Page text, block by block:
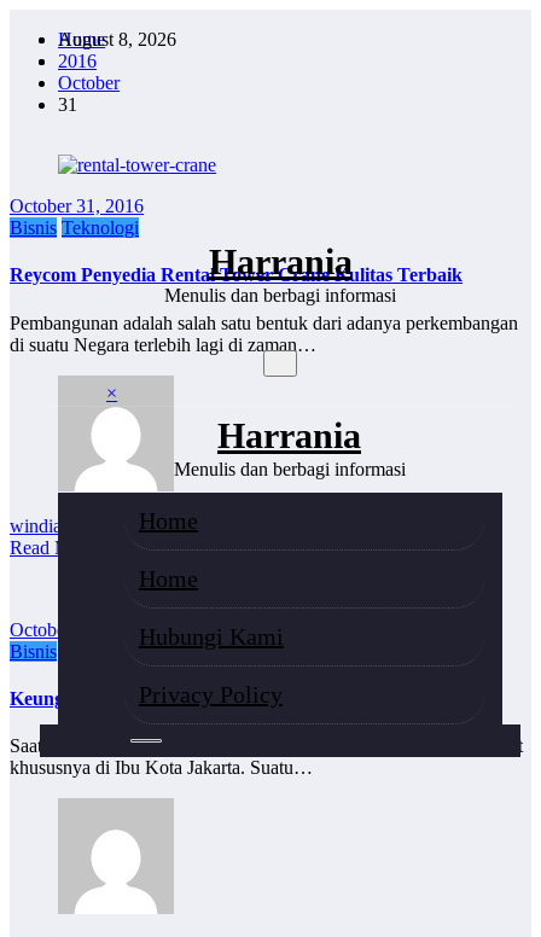
content
August 8, 2026
Harrania
Menulis dan berbagi informasi
×
Harrania
Menulis dan berbagi informasi
Home
Home
Hubungi Kami
Privacy Policy
Home
2016
October
31
October 31, 2016
Bisnis Teknologi
Reycom Penyedia Rental Tower Crane Kulitas Terbaik
Pembangunan adalah salah satu bentuk dari adanya perkembangan
di suatu Negara terlebih lagi di zaman…
windiariska
0 Comments
Read More
October 31, 2016
Bisnis
Keunggulan Scaffolding untuk Gedung Bertingkat
Saat ini pembangunan semakin pasar bertumbuh di berbagai tempat
khususnya di Ibu Kota Jakarta. Suatu…